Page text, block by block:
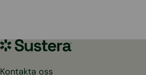
Sustera
Sweden
Kontakta oss